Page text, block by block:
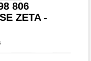
806
ZETA -